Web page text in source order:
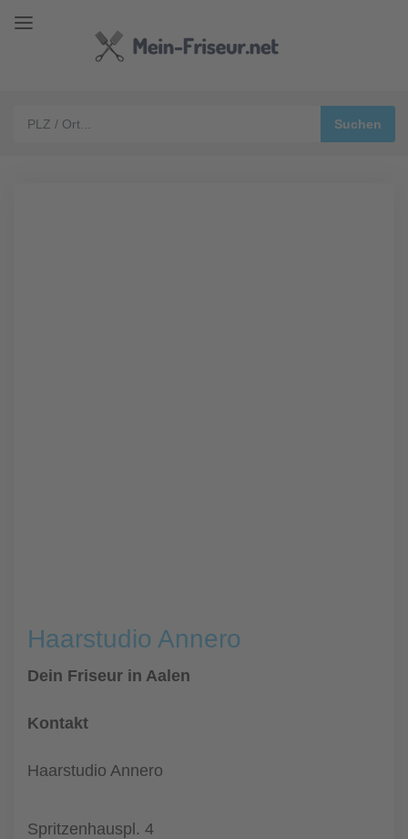
Haarstudio Annero
Dein Friseur in Aalen
Kontakt
Haarstudio Annero
Spritzenhauspl. 4